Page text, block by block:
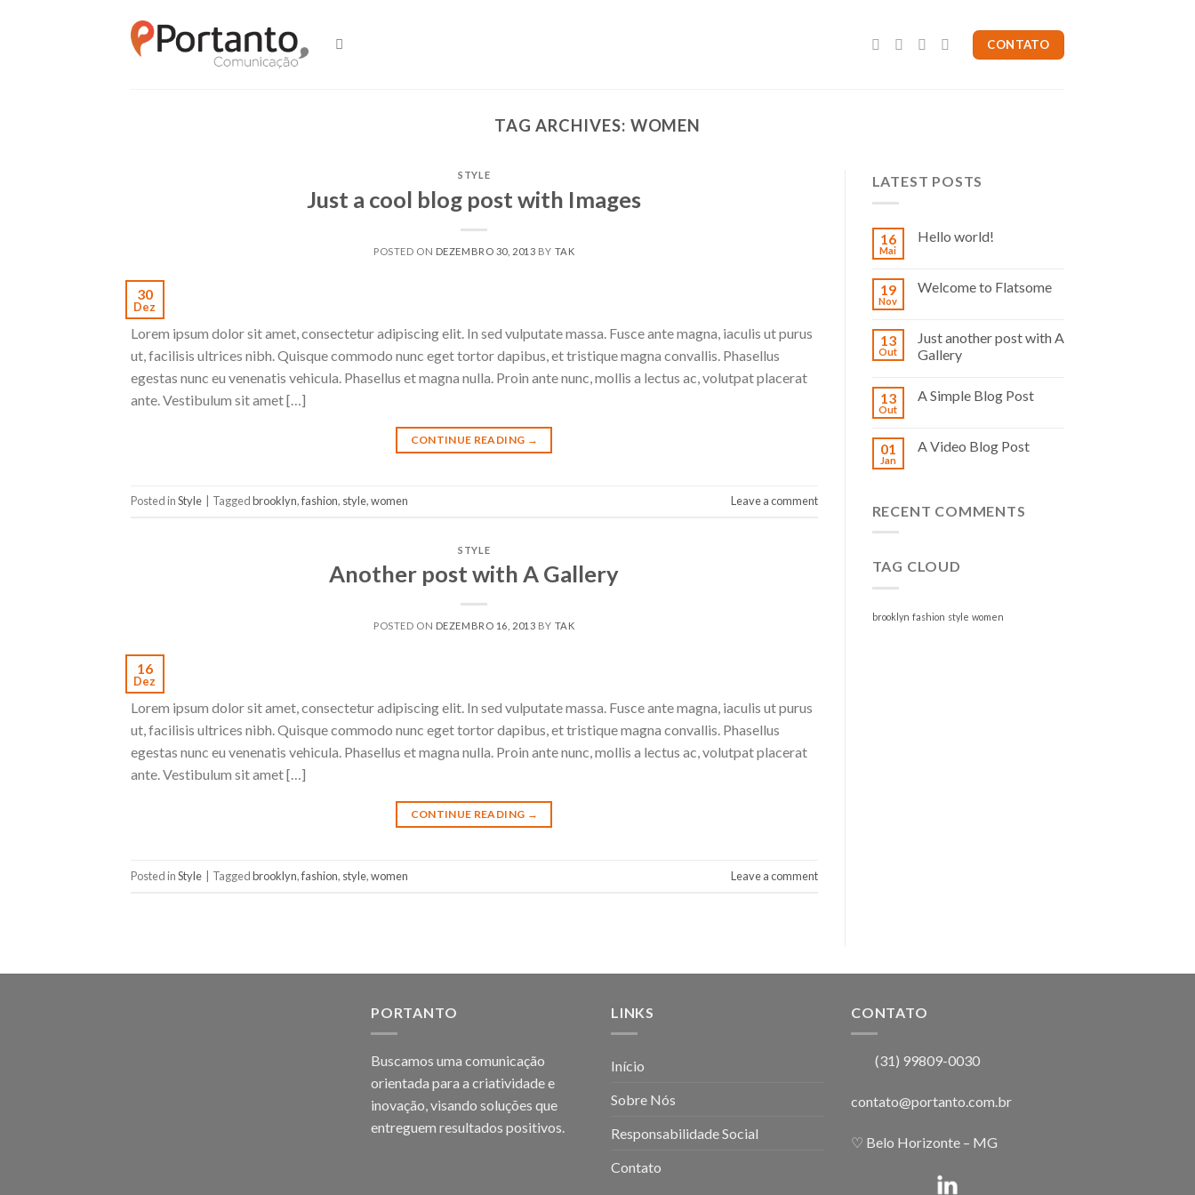
CONTATO
TAG ARCHIVES: WOMEN
STYLE
Just a cool blog post with Images
POSTED ON DEZEMBRO 30, 2013 BY TAK
30
Dez
Lorem ipsum dolor sit amet, consectetur adipiscing elit. In sed vulputate massa. Fusce ante magna, iaculis ut purus
ut, facilisis ultrices nibh. Quisque commodo nunc eget tortor dapibus, et tristique magna convallis. Phasellus
egestas nunc eu venenatis vehicula. Phasellus et magna nulla. Proin ante nunc, mollis a lectus ac, volutpat placerat
ante. Vestibulum sit amet […]
CONTINUE READING →
Posted inStyle Taggedbrooklyn,fashion, style,women Leave a comment
STYLE
Another post with A Gallery
POSTED ON DEZEMBRO 16, 2013 BY TAK
16
Dez
Lorem ipsum dolor sit amet, consectetur adipiscing elit. In sed vulputate massa. Fusce ante magna, iaculis ut purus
ut, facilisis ultrices nibh. Quisque commodo nunc eget tortor dapibus, et tristique magna convallis. Phasellus
egestas nunc eu venenatis vehicula. Phasellus et magna nulla. Proin ante nunc, mollis a lectus ac, volutpat placerat
ante. Vestibulum sit amet […]
CONTINUE READING →
Posted inStyle Taggedbrooklyn,fashion, style,women Leave a comment
LATEST POSTS
16
Mai
Hello world!
19
Nov
Welcome to Flatsome
13
Out
Just another post with A
Gallery
13
Out
A Simple Blog Post
01
Jan
A Video Blog Post
RECENT COMMENTS
TAG CLOUD
brooklyn fashion style women
PORTANTO
Buscamos uma comunicação
orientada para a criatividade e
inovação, visando soluções que
entreguem resultados positivos.
LINKS
Início
Sobre Nós
Responsabilidade Social
Contato
CONTATO
(31) 99809-0030
contato@portanto.com.br
♡ Belo Horizonte – MG